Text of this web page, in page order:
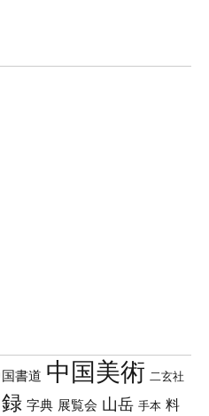
書道 中国美術 二玄社
字典 展覧会 山岳 手本 料